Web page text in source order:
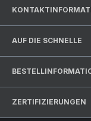
AUF DIE SCHNELLE
ZERTIFIZIERUNGEN